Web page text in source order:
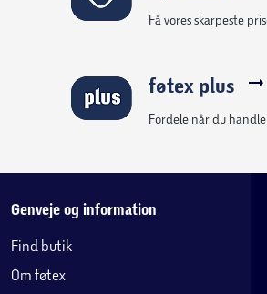
Dermatologisk testet
Ventileret hætte
Få vores skarpeste
føtex plus
Fordele når du
Genveje og information
Find butik
Om føtex